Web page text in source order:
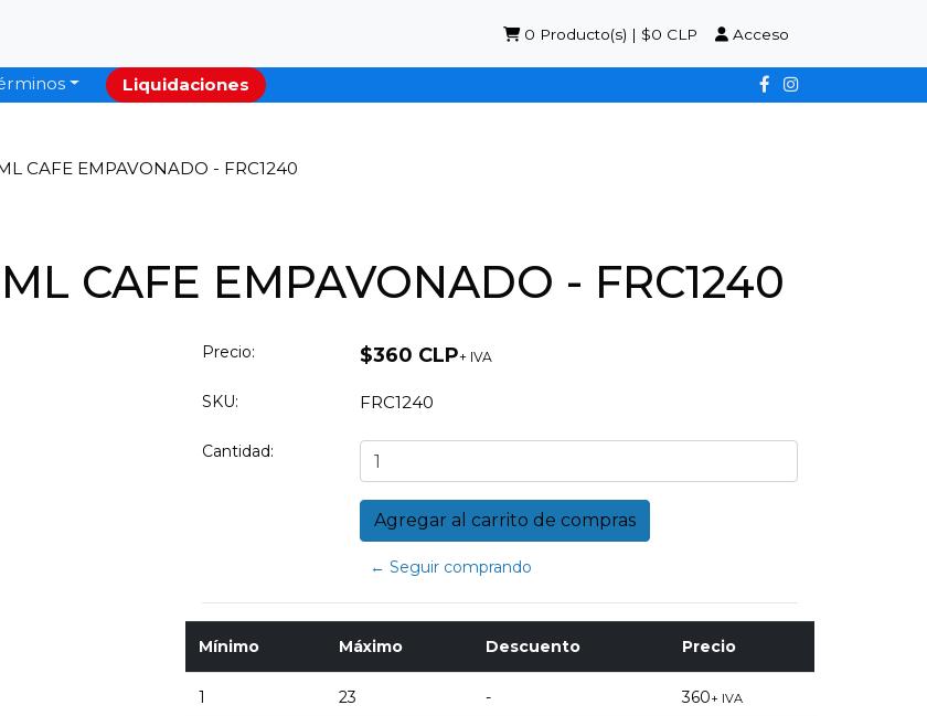
0 Producto(s) | $0 CLP Acceso
Liquidaciones
CAFE EMPAVONADO - FRC1240
CAFE EMPAVONADO - FRC1240
Precio: $360 CLP+ IVA
SKU: FRC1240
Cantidad:
← Seguir comprando
Mínimo Máximo Descuento Precio
1 23 - 360+ IVA